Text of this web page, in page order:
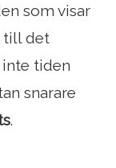
som visar
till det
tiden
snarare
.